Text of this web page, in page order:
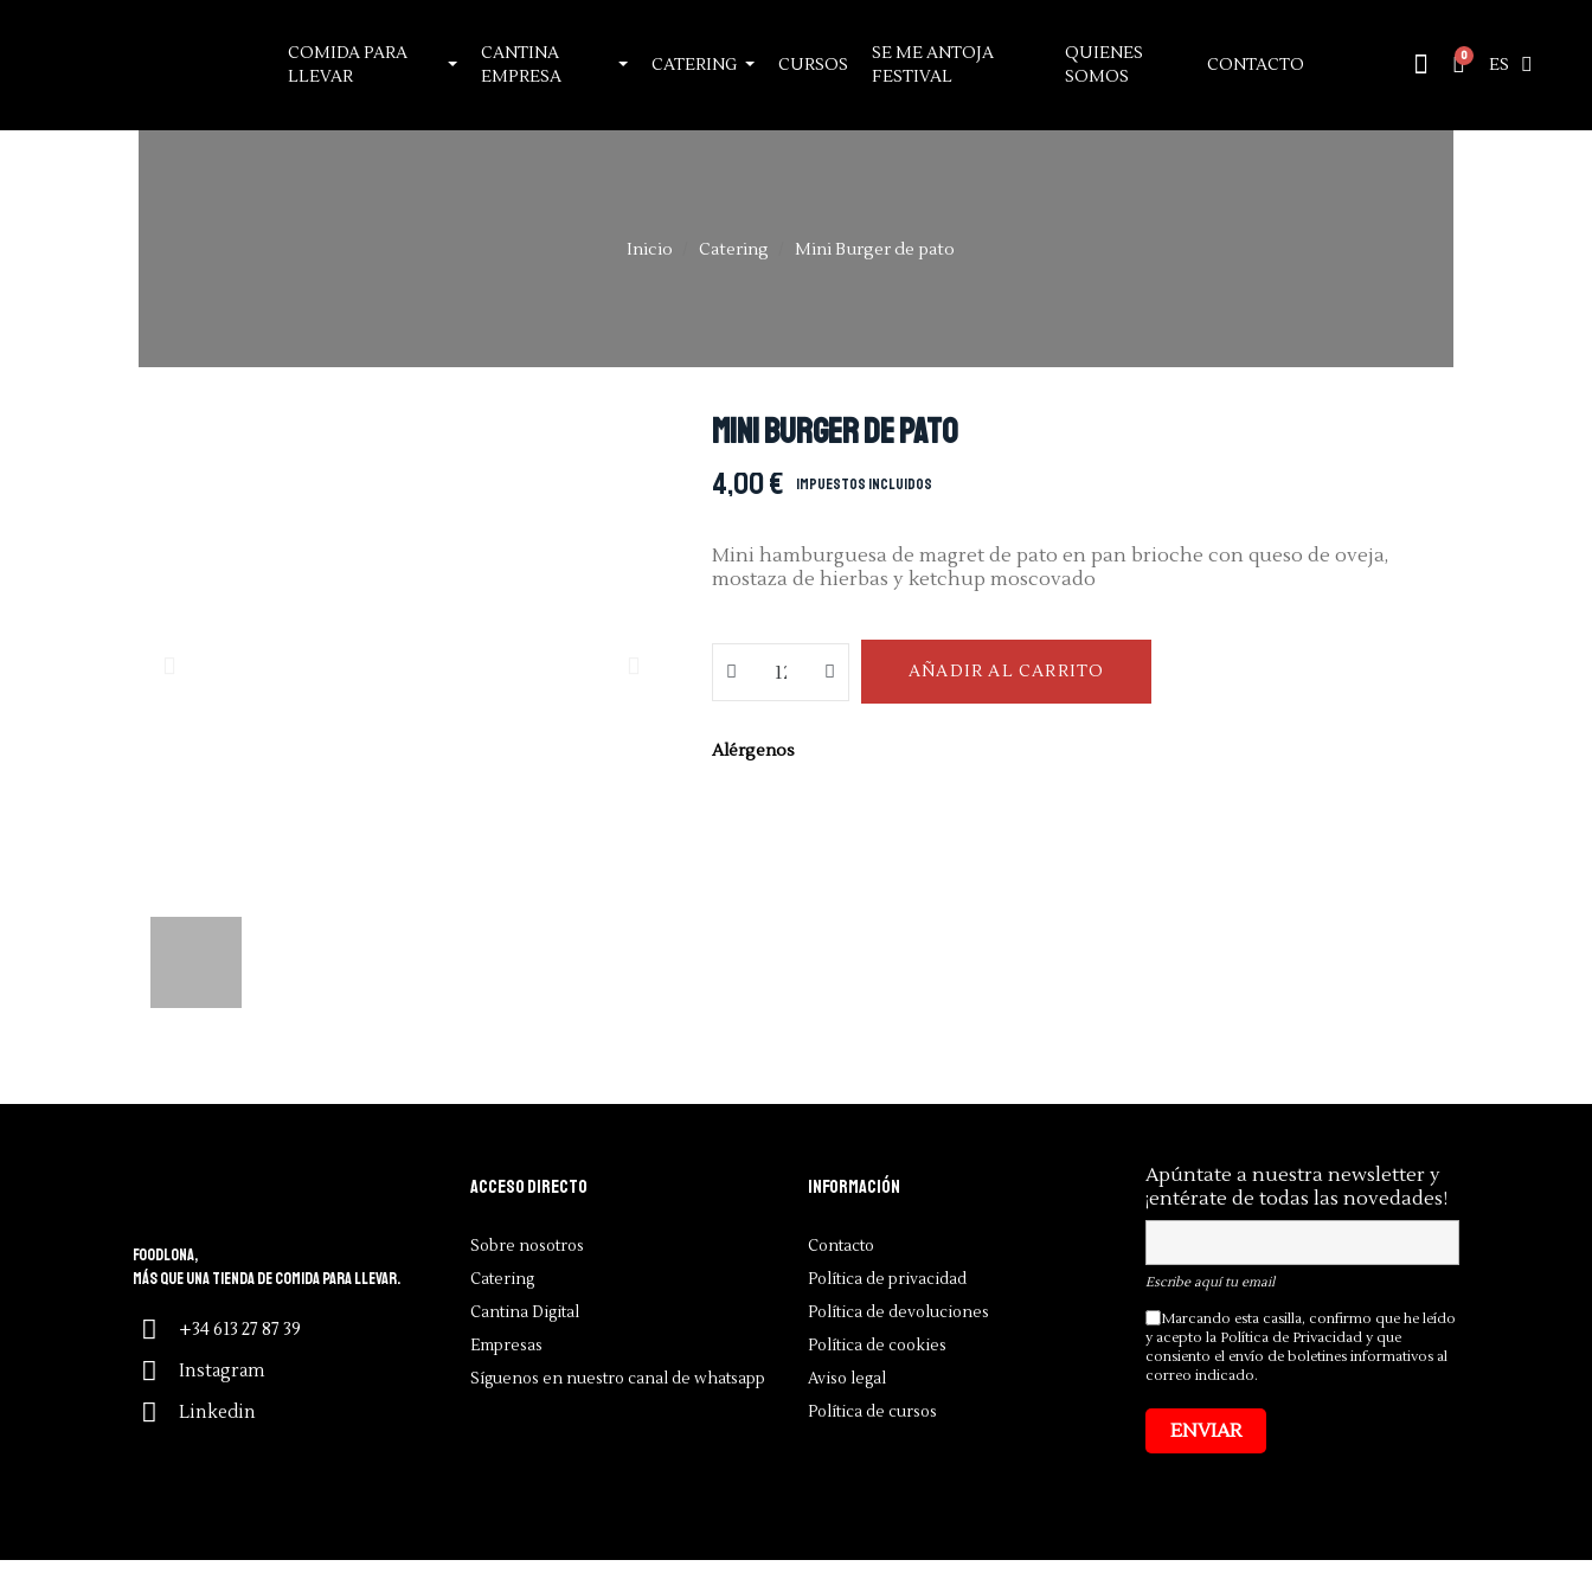
COMIDA PARA
LLEVAR
CANTINA
EMPRESA
CATERING CURSOS
SE ME ANTOJA
FESTIVAL
QUIENES
SOMOS
CONTACTO ES
Inicio Catering Mini Burger de pato
Mini Burger de pato
4,00 € Impuestos incluidos
Mini hamburguesa de magret de pato en pan brioche con queso de oveja,
mostaza de hierbas y ketchup moscovado
AÑADIR AL CARRITO
Alérgenos
Foodlona,
más que una tienda de comida para llevar.
+34 613 27 87 39
Instagram
Linkedin
Acceso directo
Sobre nosotros
Catering
Cantina Digital
Empresas
Síguenos en nuestro canal de whatsapp
Información
Contacto
Política de privacidad
Política de devoluciones
Política de cookies
Aviso legal
Política de cursos
Apúntate a nuestra newsletter y
¡entérate de todas las novedades!
Escribe aquí tu email
Marcando esta casilla, confirmo que he leído
y acepto la Política de Privacidad y que
consiento el envío de boletines informativos al
correo indicado.
ENVIAR